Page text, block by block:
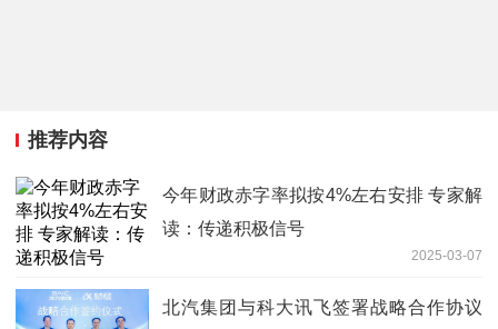
推荐内容
今年财政赤字率拟按4%左右安排 专家解
读：传递积极信号
2025-03-07
北汽集团与科大讯飞签署战略合作协议